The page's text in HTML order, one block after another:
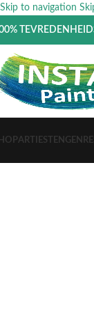
Skip to navigation
ARTIESTEN